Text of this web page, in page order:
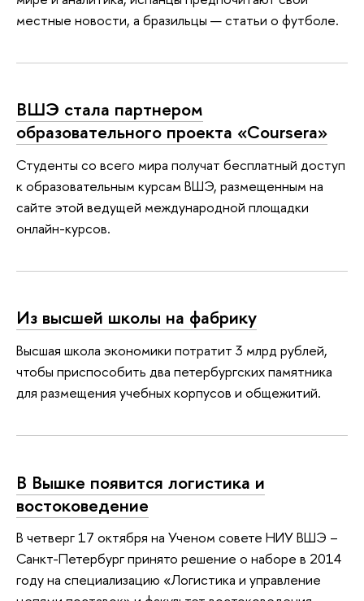
местные новости, а бразильцы — статьи о футболе.
ВШЭ стала партнером
образовательного проекта «Coursera»
Студенты со всего мира получат бесплатный доступ
к образовательным курсам ВШЭ, размещенным на
сайте этой ведущей международной площадки
онлайн-курсов.
Из высшей школы на фабрику
Высшая школа экономики потратит 3 млрд рублей,
чтобы приспособить два петербургских памятника
для размещения учебных корпусов и общежитий.
В Вышке появится логистика и
востоковедение
В четверг 17 октября на Ученом совете НИУ ВШЭ –
Санкт-Петербург принято решение о наборе в 2014
году на специализацию «Логистика и управление